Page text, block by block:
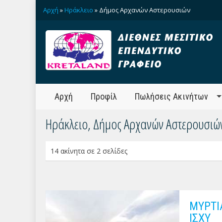
Αρχή »Ηράκλειο » Δήμος Αρχανών Αστερουσιών
Αρχή Προφίλ Πωλήσεις Ακινήτων
Ηράκλειο, Δήμος Αρχανών
14 ακίνητα σε 2 σελίδες
ΙΣΧΥ